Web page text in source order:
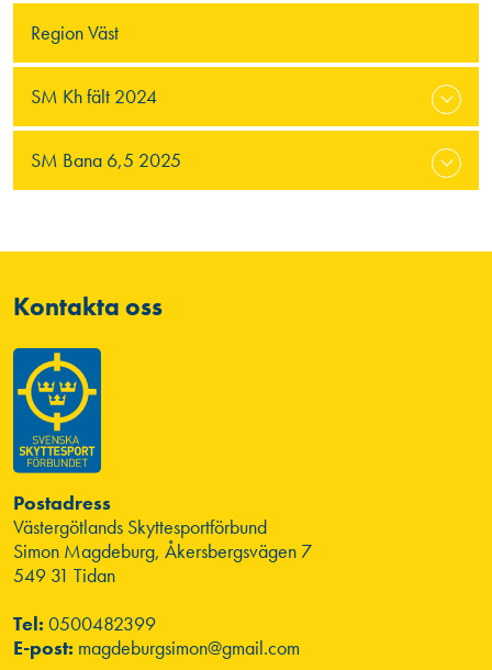
Region Väst
SM Kh fält 2024
SM Bana 6,5 2025
Kontakta oss
Postadress
Västergötlands Skyttesportförbund
Simon Magdeburg, Åkersbergsvägen 7
549 31 Tidan
Tel: 0500482399
E-post: magdeburgsimon@gmail.com